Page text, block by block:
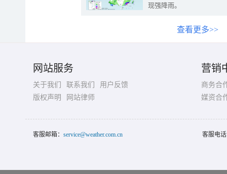
现强降雨。
查看更多>>
网站服务
关于我们 联系我们
用户反馈
版权声明
网站律师
营销
商务合
媒资合
客服邮箱： service@weather.com.cn 客服电